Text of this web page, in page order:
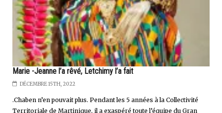
Marie -Jeanne l’a rêvé, Letchimy l’a fait
DÉCEMBRE 15TH, 2022
.Chaben n’en pouvait plus. Pendant les 5 années à la Collectivité
Territoriale de Martinique, il a exaspéré toute l’équipe du Gran